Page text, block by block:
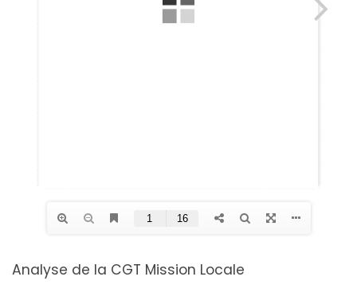
Analyse de la CGT Mission Locale